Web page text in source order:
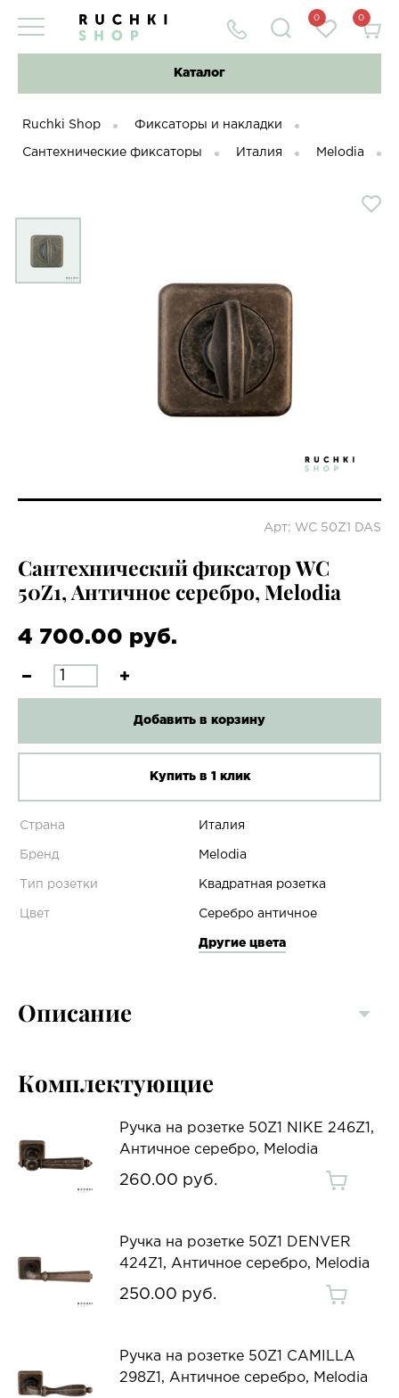
0 0
Каталог
Ruchki Shop Фиксаторы и накладки
Сантехнические фиксаторы Италия Melodia
Арт: WC 50Z1 DAS
Сантехнический фиксатор WC
50Z1, Античное серебро, Melodia
4 700.00 руб.
Добавить в корзину
Купить в 1 клик
Страна Италия
Бренд Melodia
Тип розетки Квадратная розетка
Цвет Серебро античное
Другие цвета
Описание
Комплектующие
Ручка на розетке 50Z1 NIKE 246Z1,
Античное серебро, Melodia
260.00 руб.
Ручка на розетке 50Z1 DENVER
424Z1, Античное серебро, Melodia
250.00 руб.
Ручка на розетке 50Z1 CAMILLA
298Z1, Античное серебро, Melodia